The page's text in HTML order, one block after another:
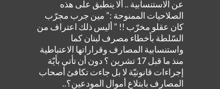
عن الاستنسابية .. ألا ينطبق على هذه
الصلاحيات الممنوحة :” مين جرب مجرّب
كان عقلو مخرّب !! ” أليس ذلك اعتراف من
السّلطة بأخطاء مصرف لبنان كما
واستنسابية المصارف وقراراتها الاعتباطية
منذ ما قبل 17 تشرين ؟ دون أن تأتي بأيّة
إجراءات قانونيّة لا بل جاءت تكافئ أصحاب
المصارف بابتلاع أموال المودعين؟..